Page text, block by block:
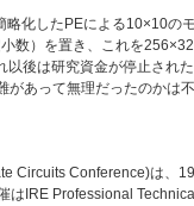
化したPEによる10×10
数）を置き、これを
後は研究資金が停止さ
あって無理だったのかは
Circuits Conference)は、
はIRE Professional